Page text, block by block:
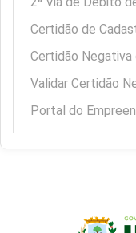
Certidão de
Certidão
Validar Certidão
Portal do